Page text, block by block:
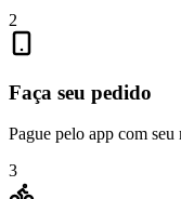
2
Faça seu pedido
Pague pelo app com
3